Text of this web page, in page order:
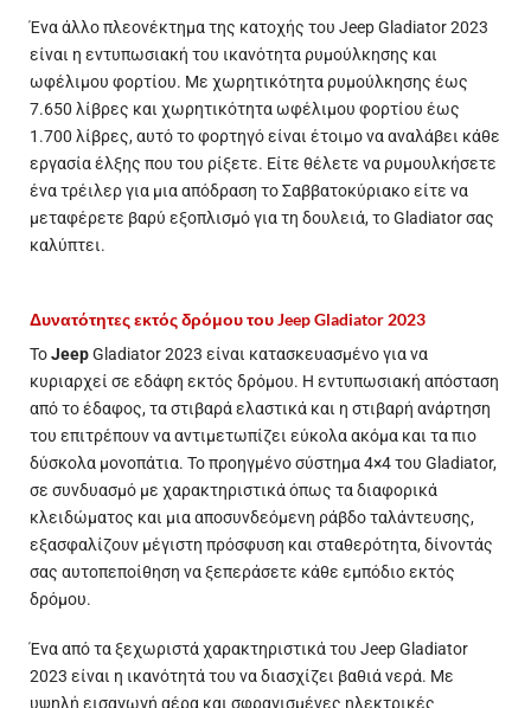
Ένα άλλο πλεονέκτημα της κατοχής του Jeep Gladiator 2023
είναι η εντυπωσιακή του ικανότητα ρυμούλκησης και
ωφέλιμου φορτίου. Με χωρητικότητα ρυμούλκησης έως
7.650 λίβρες και χωρητικότητα ωφέλιμου φορτίου έως
1.700 λίβρες, αυτό το φορτηγό είναι έτοιμο να αναλάβει κάθε
εργασία έλξης που του ρίξετε. Είτε θέλετε να ρυμουλκήσετε
ένα τρέιλερ για μια απόδραση το Σαββατοκύριακο είτε να
μεταφέρετε βαρύ εξοπλισμό για τη δουλειά, το Gladiator σας
καλύπτει.
Δυνατότητες εκτός δρόμου του Jeep Gladiator 2023
ΤοJeepGladiator 2023 είναι κατασκευασμένο για να
κυριαρχεί σε εδάφη εκτός δρόμου. Η εντυπωσιακή απόσταση
από το έδαφος, τα στιβαρά ελαστικά και η στιβαρή ανάρτηση
του επιτρέπουν να αντιμετωπίζει εύκολα ακόμα και τα πιο
δύσκολα μονοπάτια. Το προηγμένο σύστημα 4×4 του Gladiator,
σε συνδυασμό με χαρακτηριστικά όπως τα διαφορικά
κλειδώματος και μια αποσυνδεόμενη ράβδο ταλάντευσης,
εξασφαλίζουν μέγιστη πρόσφυση και σταθερότητα, δίνοντάς
σας αυτοπεποίθηση να ξεπεράσετε κάθε εμπόδιο εκτός
δρόμου.
Ένα από τα ξεχωριστά χαρακτηριστικά του Jeep Gladiator
2023 είναι η ικανότητά του να διασχίζει βαθιά νερά. Με
υψηλή εισαγωγή αέρα και σφραγισμένες ηλεκτρικές